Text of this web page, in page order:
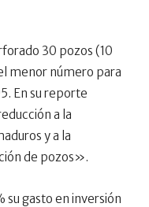
30 pozos (10
menor número para
En su reporte
a la
y a la
de pozos».
su gasto en inversión